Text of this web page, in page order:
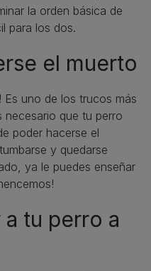
la orden básica de
para los dos.
el muerto
Es uno de los trucos más
necesario que tu perro
poder hacerse el
y quedarse
ya le puedes enseñar
tu perro a